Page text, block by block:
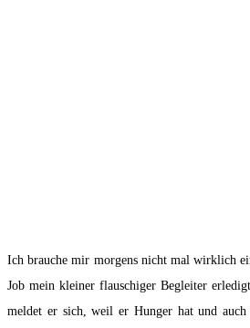
Ich brauche mir morgens nicht mal wirklich
Job mein kleiner flauschiger Begleiter
meldet er sich, weil er Hunger hat und